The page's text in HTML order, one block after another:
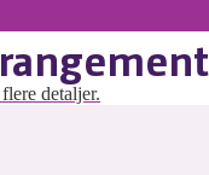
detaljer.